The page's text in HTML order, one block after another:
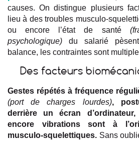
causes. On distingue plusieurs
lieu à des troubles musculo-
ou encore l’état de santé
psychologique) du salarié
balance, les contraintes sont
Des facteurs
Gestes répétés à fréquence
(port de charges lourdes),
derrière un écran
encore vibrations sont à
musculo-squelettiques. Sans